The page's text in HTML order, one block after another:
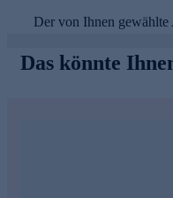
Der von Ihnen
Das könnte